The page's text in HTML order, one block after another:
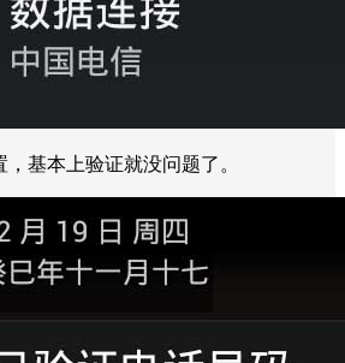
基本上验证就没问题了。